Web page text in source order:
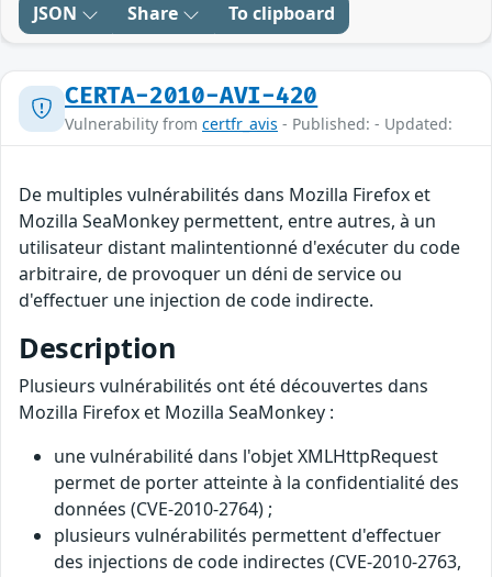
JSON Share To clipboard
CERTA-2010-AVI-420
Vulnerability from certfr_avis - Published: - Updated:
De multiples vulnérabilités dans Mozilla Firefox et
Mozilla SeaMonkey permettent, entre autres, à un
utilisateur distant malintentionné d'exécuter du code
arbitraire, de provoquer un déni de service ou
d'effectuer une injection de code indirecte.
Description
Plusieurs vulnérabilités ont été découvertes dans
Mozilla Firefox et Mozilla SeaMonkey :
une vulnérabilité dans l'objet XMLHttpRequest
permet de porter atteinte à la confidentialité des
données (CVE-2010-2764) ;
plusieurs vulnérabilités permettent d'effectuer
des injections de code indirectes (CVE-2010-2763,